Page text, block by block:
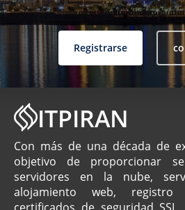
Registrarse
ITPIRAN
Con más de una década de
objetivo de proporcionar
servidores en la nube,
alojamiento web,